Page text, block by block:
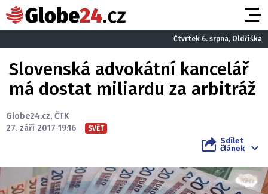
Čtvrtek 6. srpna, Oldřiška
Slovenská advokátní kancelář
má dostat miliardu za arbitráž
Globe24.cz, ČTK
27. září 2017 19:16
SVĚT
Sdílet
článek